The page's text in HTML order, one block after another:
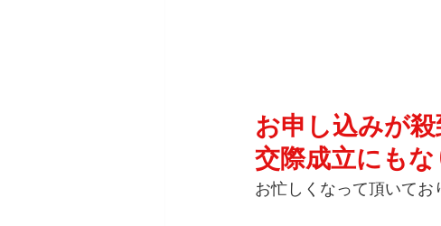
お申し込みが
交際成立にもな
お忙しくなって頂いてお